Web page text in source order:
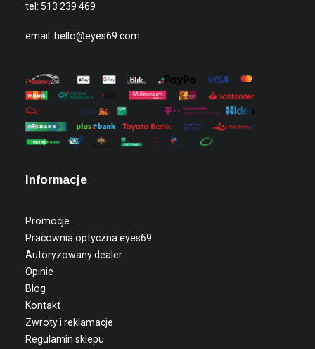
tel: 513 239 469
email: hello@eyes69.com
Informacje
Promocje
Pracownia optyczna eyes69
Autoryzowany dealer
Opinie
Blog
Kontakt
Zwroty i reklamacje
Regulamin sklepu